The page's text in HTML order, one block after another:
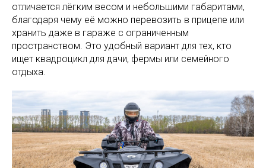
отличается лёгким весом и небольшими габаритами,
благодаря чему её можно перевозить в прицепе или
хранить даже в гараже с ограниченным
пространством. Это удобный вариант для тех, кто
ищет квадроцикл для дачи, фермы или семейного
отдыха.